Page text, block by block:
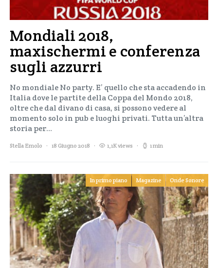
Mondiali 2018,
maxischermi e conferenza
sugli azzurri
No mondiale No party. E’ quello che sta accadendo in
Italia dove le partite della Coppa del Mondo 2018,
oltre che dal divano di casa, si possono vedere al
momento solo in pub e luoghi privati. Tutta un’altra
storia per…
Stella Emolo 18 Giugno 2018 1,1K views 1 min
In primo piano Magazine Onde Sonore